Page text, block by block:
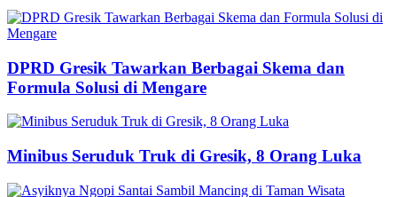
DPRD Gresik Tawarkan Berbagai Skema dan
Formula Solusi di Mengare
Minibus Seruduk Truk di Gresik, 8 Orang Luka